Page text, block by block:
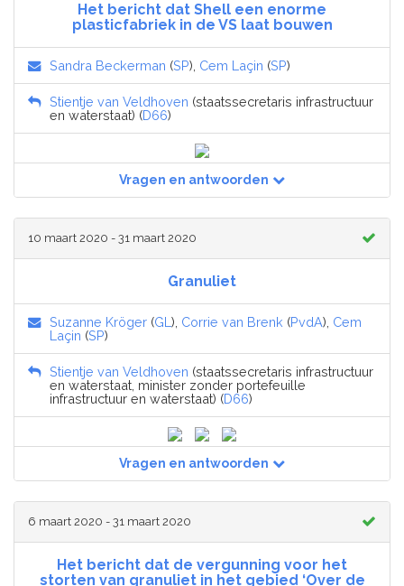
Het bericht dat Shell een enorme
plasticfabriek in de VS laat bouwen
Sandra Beckerman (SP), Cem Laçin (SP)
Stientje van Veldhoven (staatssecretaris infrastructuur
en waterstaat) (D66)
Vragen en antwoorden
10 maart 2020 - 31 maart 2020
Granuliet
Suzanne Kröger (GL ), Corrie van Brenk (PvdA), Cem
Laçin (SP)
Stientje van Veldhoven (staatssecretaris infrastructuur
en waterstaat, minister zonder portefeuille
infrastructuur en waterstaat) (D66)
Vragen en antwoorden
6 maart 2020 - 31 maart 2020
Het bericht dat de vergunning voor het
storten van granuliet in het gebied ‘Over de